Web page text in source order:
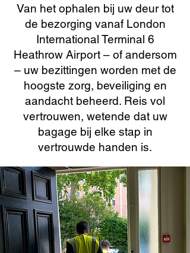
Van het ophalen bij uw deur tot
de bezorging vanaf London
International Terminal 6
Heathrow Airport – of andersom
– uw bezittingen worden met de
hoogste zorg, beveiliging en
aandacht beheerd. Reis vol
vertrouwen, wetende dat uw
bagage bij elke stap in
vertrouwde handen is.